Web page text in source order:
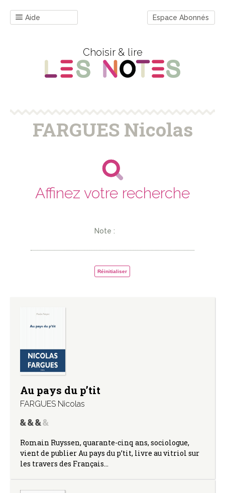
Aide Espace Abonnés
Choisir & lire
FARGUES Nicolas
Affinez votre recherche
Note :
Réinitialiser
Au pays du p’tit
FARGUES Nicolas
Romain Ruyssen, quarante-cinq ans, sociologue,
vient de publier Au pays du p’tit, livre au vitriol sur
les travers des Français…